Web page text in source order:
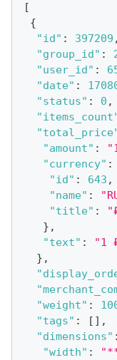
[
{
"id" : 397209 ,
"group_id" :
"user_id" :
"date" :
"status" : 0 ,
"amount" :
"currency" :
"id" : 643 ,
"name" :
"title" :
} ,
"text" :
"1
} ,
"weight" :
"tags" : [ ] ,
"dimensions" :
"width" :